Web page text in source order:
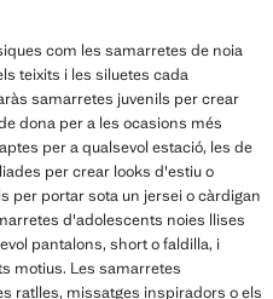
com les samarretes de noia
teixits i les siluetes cada
samarretes juvenils per crear
dona per a les ocasions més
per a qualsevol estació, les de
per crear looks d'estiu o
per portar sota un jersei o càrdigan
d'adolescents noies llises
pantalons, short o faldilla, i
motius. Les samarretes
ratlles, missatges inspiradors o els